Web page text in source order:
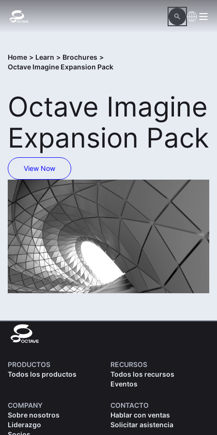
Home > Learn > Brochures >
Octave Imagine Expansion Pack
Octave Imagine
Expansion Pack
View Now
PRODUCTOS
Todos los productos
RECURSOS
Todos los recursos
Eventos
COMPANY
Sobre nosotros
Liderazgo
CONTACTO
Hablar con ventas
Solicitar asistencia